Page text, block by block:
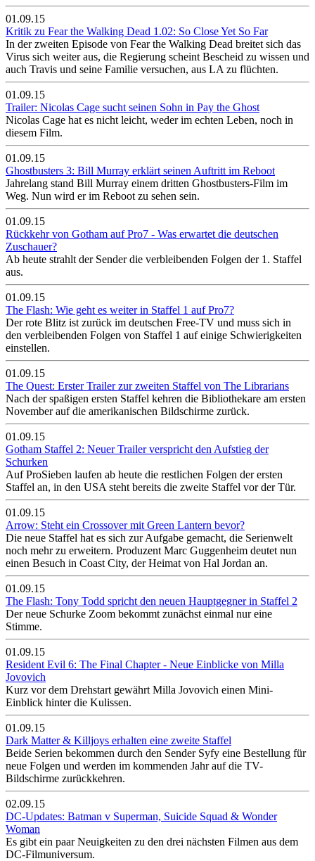
01.09.15
Kritik zu Fear the Walking Dead 1.02: So Close Yet So Far
In der zweiten Episode von Fear the Walking Dead breitet sich das
Virus sich weiter aus, die Regierung scheint Bescheid zu wissen und
auch Travis und seine Familie versuchen, aus LA zu flüchten.
01.09.15
Trailer: Nicolas Cage sucht seinen Sohn in Pay the Ghost
Nicolas Cage hat es nicht leicht, weder im echten Leben, noch in
diesem Film.
01.09.15
Ghostbusters 3: Bill Murray erklärt seinen Auftritt im Reboot
Jahrelang stand Bill Murray einem dritten Ghostbusters-Film im
Weg. Nun wird er im Reboot zu sehen sein.
01.09.15
Rückkehr von Gotham auf Pro7 - Was erwartet die deutschen
Zuschauer?
Ab heute strahlt der Sender die verbleibenden Folgen der 1. Staffel
aus.
01.09.15
The Flash: Wie geht es weiter in Staffel 1 auf Pro7?
Der rote Blitz ist zurück im deutschen Free-TV und muss sich in
den verbleibenden Folgen von Staffel 1 auf einige Schwierigkeiten
einstellen.
01.09.15
The Quest: Erster Trailer zur zweiten Staffel von The Librarians
Nach der spaßigen ersten Staffel kehren die Bibliothekare am ersten
November auf die amerikanischen Bildschirme zurück.
01.09.15
Gotham Staffel 2: Neuer Trailer verspricht den Aufstieg der
Schurken
Auf ProSieben laufen ab heute die restlichen Folgen der ersten
Staffel an, in den USA steht bereits die zweite Staffel vor der Tür.
01.09.15
Arrow: Steht ein Crossover mit Green Lantern bevor?
Die neue Staffel hat es sich zur Aufgabe gemacht, die Serienwelt
noch mehr zu erweitern. Produzent Marc Guggenheim deutet nun
einen Besuch in Coast City, der Heimat von Hal Jordan an.
01.09.15
The Flash: Tony Todd spricht den neuen Hauptgegner in Staffel 2
Der neue Schurke Zoom bekommt zunächst einmal nur eine
Stimme.
01.09.15
Resident Evil 6: The Final Chapter - Neue Einblicke von Milla
Jovovich
Kurz vor dem Drehstart gewährt Milla Jovovich einen Mini-
Einblick hinter die Kulissen.
01.09.15
Dark Matter & Killjoys erhalten eine zweite Staffel
Beide Serien bekommen durch den Sender Syfy eine Bestellung für
neue Folgen und werden im kommenden Jahr auf die TV-
Bildschirme zurückkehren.
02.09.15
DC-Updates: Batman v Superman, Suicide Squad & Wonder
Woman
Es gibt ein paar Neuigkeiten zu den drei nächsten Filmen aus dem
DC-Filmuniversum.